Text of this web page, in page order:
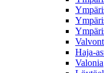
Haja-
Valonia